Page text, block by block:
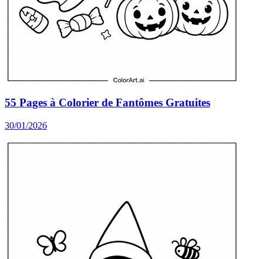
55 Pages à Colorier de Fantômes Gratuites
30/01/2026